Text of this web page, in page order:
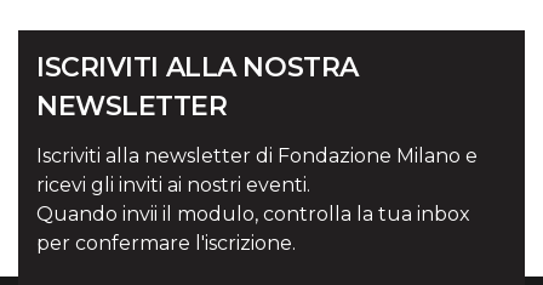
ISCRIVITI ALLA NOSTRA
NEWSLETTER
Iscriviti alla newsletter di Fondazione Milano e
ricevi gli inviti ai nostri eventi.
Quando invii il modulo, controlla la tua inbox
per confermare l'iscrizione.